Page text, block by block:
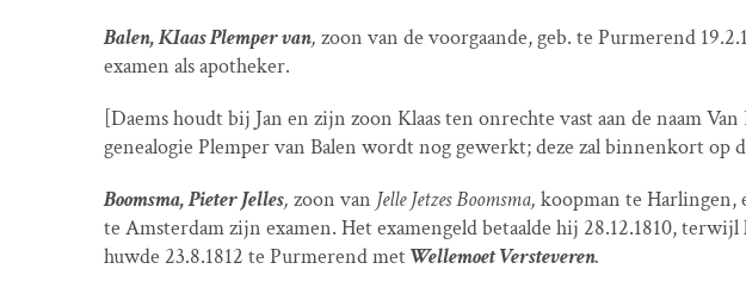
Balen, KIaas Plemper van, zoon van de voorgaande, geb. te Purmerend
examen als apotheker.
[Daems houdt bij Jan en zijn zoon Klaas ten onrechte vast aan de naam
genealogie Plemper van Balen wordt nog gewerkt; deze zal binnenkort op
Boomsma, Pieter Jelles, zoon van Jelle Jetzes Boomsma, koopman te Harlingen,
te Amsterdam zijn examen. Het examengeld betaalde hij 28.12.1810,
huwde 23.8.1812 te Purmerend metWellemoet Versteveren.